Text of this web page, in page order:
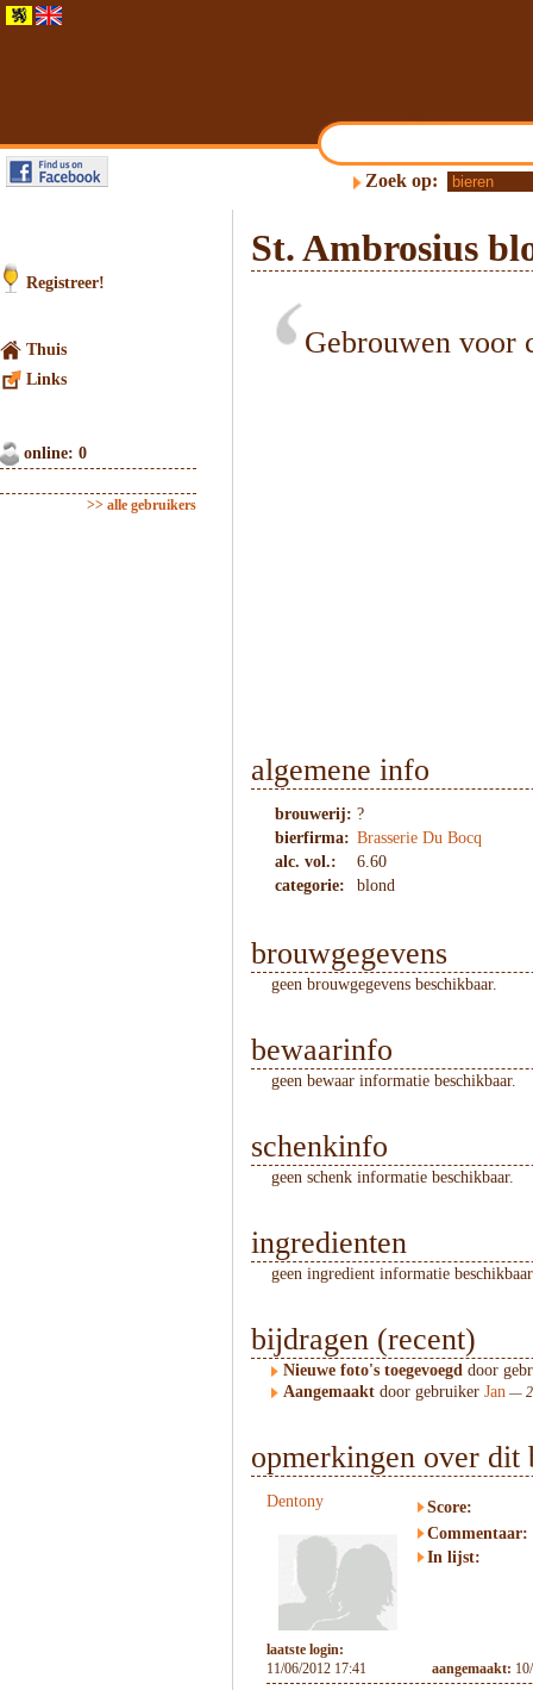
Zoek op:
Registreer!
Thuis
Links
online: 0
>> alle gebruikers
St. Ambrosius
Gebrouwen voor
algemene info
brouwerij: ?
bierfirma: Brasserie Du Bocq
alc. vol.:
6.60
categorie:
blond
brouwgegevens
geen brouwgegevens beschikbaar.
bewaarinfo
geen bewaar informatie beschikbaar.
schenkinfo
geen schenk informatie beschikbaar.
ingredienten
geen ingredient informatie
bijdragen (recent)
Nieuwe foto's toegevoegd door
Aangemaakt door gebruiker Jan —
opmerkingen over dit
Dentony
Score:
Commentaar:
In lijst:
laatste login:
11/06/2012 17:41
aangemaakt: